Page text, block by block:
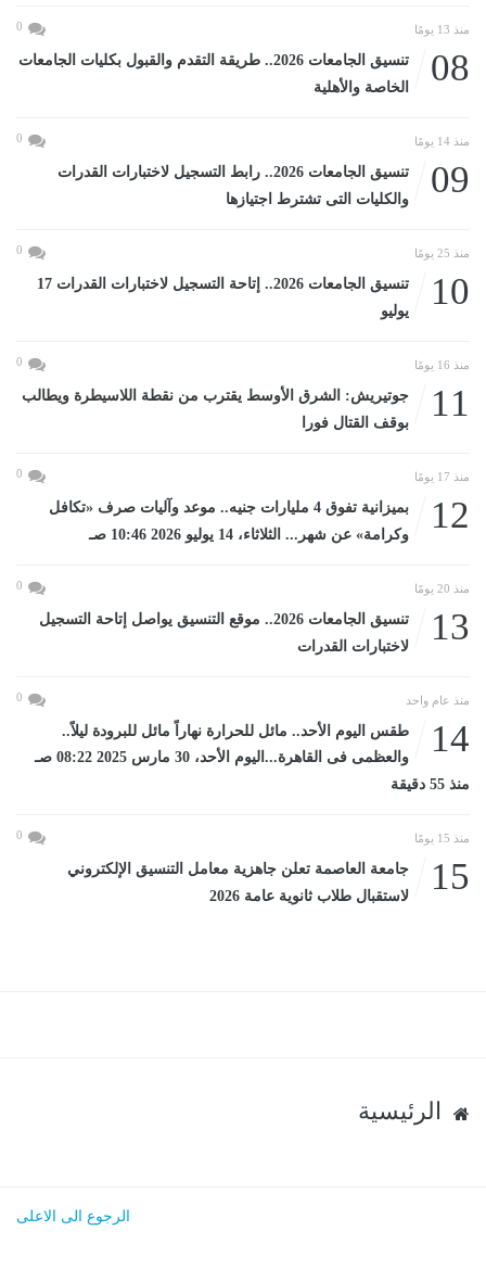
منذ 13 يومًا 0
08
تنسيق الجامعات 2026.. طريقة التقدم والقبول بكليات الجامعات
الخاصة والأهلية
منذ 14 يومًا 0
09
تنسيق الجامعات 2026.. رابط التسجيل لاختبارات القدرات
والكليات التى تشترط اجتيازها
منذ 25 يومًا 0
10
تنسيق الجامعات 2026.. إتاحة التسجيل لاختبارات القدرات 17
يوليو
منذ 16 يومًا 0
11
جوتيريش: الشرق الأوسط يقترب من نقطة اللاسيطرة ويطالب
بوقف القتال فورا
منذ 17 يومًا 0
12
بميزانية تفوق 4 مليارات جنيه.. موعد وآليات صرف «تكافل
وكرامة» عن شهر... الثلاثاء، 14 يوليو 2026 10:46 صـ
منذ 20 يومًا 0
13
تنسيق الجامعات 2026.. موقع التنسيق يواصل إتاحة التسجيل
لاختبارات القدرات
منذ عام واحد 0
14
طقس اليوم الأحد.. مائل للحرارة نهاراً مائل للبرودة ليلاً..
والعظمى فى القاهرة...اليوم الأحد، 30 مارس 2025 08:22 صـ
منذ 55 دقيقة
منذ 15 يومًا 0
15
جامعة العاصمة تعلن جاهزية معامل التنسيق الإلكتروني
لاستقبال طلاب ثانوية عامة 2026
الرئيسية
الرجوع الى الاعلى